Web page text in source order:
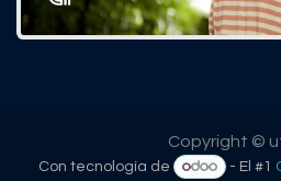
Copyright ©
Con tecnología de - El #1